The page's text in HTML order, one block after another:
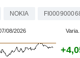
NOKIA
08/2026 Varia.